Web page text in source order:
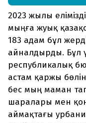
2023 жылы
мыңға жуық
183 адам бұл
айналдырды. Бұл
республикалық
астам қаржы
бес мың маман
шаралары мен
аймақтағы